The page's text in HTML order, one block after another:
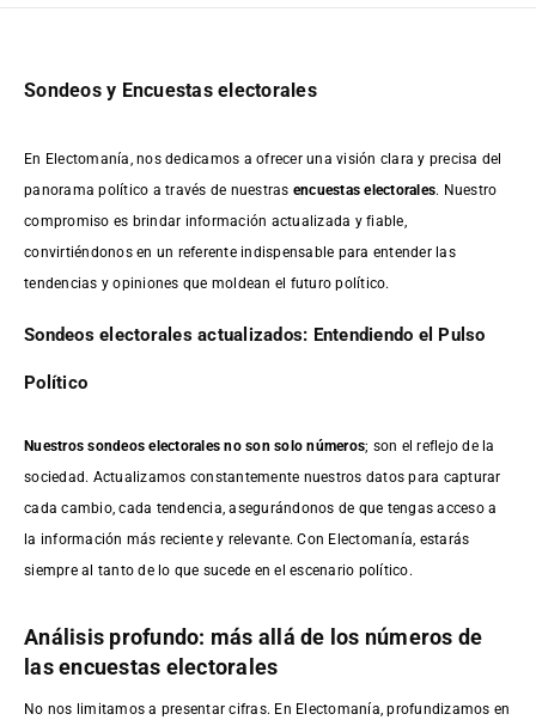
Sondeos y Encuestas electorales
En Electomanía, nos dedicamos a ofrecer una visión clara y precisa del
panorama político a través de nuestras encuestas electorales. Nuestro
compromiso es brindar información actualizada y fiable,
convirtiéndonos en un referente indispensable para entender las
tendencias y opiniones que moldean el futuro político.
Sondeos electorales actualizados: Entendiendo el Pulso
Político
Nuestros sondeos electorales no son solo números; son el reflejo de la
sociedad. Actualizamos constantemente nuestros datos para capturar
cada cambio, cada tendencia, asegurándonos de que tengas acceso a
la información más reciente y relevante. Con Electomanía, estarás
siempre al tanto de lo que sucede en el escenario político.
Análisis profundo: más allá de los números de
las encuestas electorales
No nos limitamos a presentar cifras. En Electomanía, profundizamos en